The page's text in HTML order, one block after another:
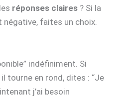
réponses claires ? Si la
faites un choix.
indéfiniment. Si
tourne en rond, dites : “Je
j’ai besoin